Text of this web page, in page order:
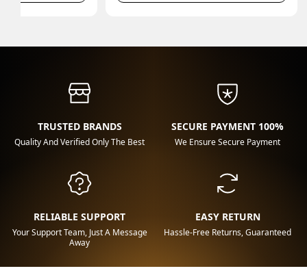
100% SECURE PAYMENT
We Ensure Secure Payment
TRUSTED BRANDS
Quality And Verified Only The Best
EASY RETURN
Hassle-Free Returns, Guaranteed
RELIABLE SUPPORT
Your Support Team, Just A Message
Away